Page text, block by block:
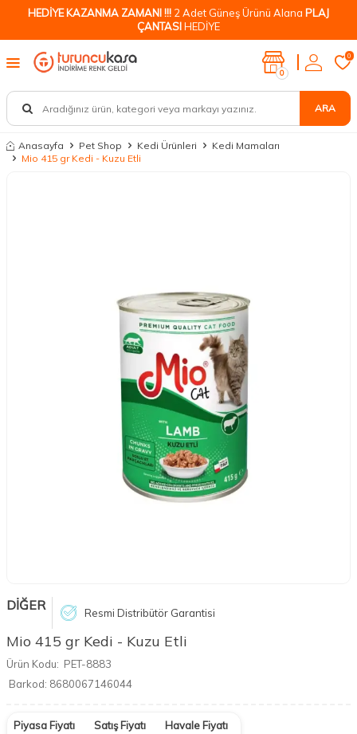
HEDİYE KAZANMA ZAMANI !!! 2 Adet Güneş Ürünü Alana PLAJ
ÇANTASIHEDİYE
ARA
0
0
Anasayfa Pet Shop Kedi Ürünleri
Kedi Mamaları
Mio 415 gr Kedi - Kuzu Etli
DİĞER Resmi Distribütör Garantisi
Mio 415 gr Kedi - Kuzu Etli
Ürün Kodu: PET-8883
Barkod: 8680067146044
Piyasa Fiyatı Satış Fiyatı Havale Fiyatı